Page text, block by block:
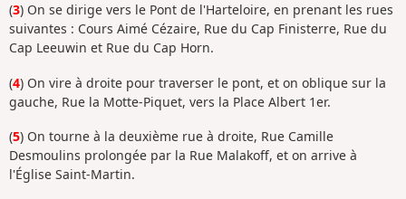
(3) On se dirige vers le Pont de l'Harteloire, en prenant les rues
suivantes : Cours Aimé Cézaire, Rue du Cap Finisterre, Rue du
Cap Leeuwin et Rue du Cap Horn.
(4) On vire à droite pour traverser le pont, et on oblique sur la
gauche, Rue la Motte-Piquet, vers la Place Albert 1er.
(5) On tourne à la deuxième rue à droite, Rue Camille
Desmoulins prolongée par la Rue Malakoff, et on arrive à
l'Église Saint-Martin.